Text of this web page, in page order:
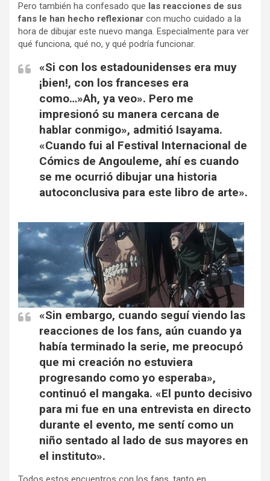
Pero también ha confesado que las reacciones de sus
fans le han hecho reflexionar con mucho cuidado a la
hora de dibujar este nuevo manga. Especialmente para ver
qué funciona, qué no, y qué podría funcionar.
«Si con los estadounidenses era muy
¡bien!, con los franceses era
como…»Ah, ya veo». Pero me
impresionó su manera cercana de
hablar conmigo», admitió Isayama.
«Cuando fui al Festival Internacional de
Cómics de Angouleme, ahí es cuando
se me ocurrió dibujar una historia
autoconclusiva para este libro de arte».
«Sin embargo, cuando seguí viendo las
reacciones de los fans, aún cuando ya
había terminado la serie, me preocupó
que mi creación no estuviera
progresando como yo esperaba»,
continuó el mangaka. «El punto decisivo
para mi fue en una entrevista en directo
durante el evento, me sentí como un
niño sentado al lado de sus mayores en
el instituto».